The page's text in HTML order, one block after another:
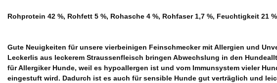
Rohprotein 42 %, Rohfett 5 %, Rohasche 4 %, Rohfaser 1,7 %, Feuchtigkeit 21 %
Gute Neuigkeiten für unsere vierbeinigen Feinschmecker mit Allergien und
Leckerlis aus leckerem Straussenfleisch bringen Abwechslung in den
für Allergiker Hunde, weil es hypoallergen ist und vom Immunsystem vieler
eingestuft wird. Dadurch ist es auch für sensible Hunde gut verträglich und